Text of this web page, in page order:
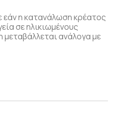
εάν η κατανάλωση κρέατος
σε ηλικιωμένους
μεταβάλλεται ανάλογα με